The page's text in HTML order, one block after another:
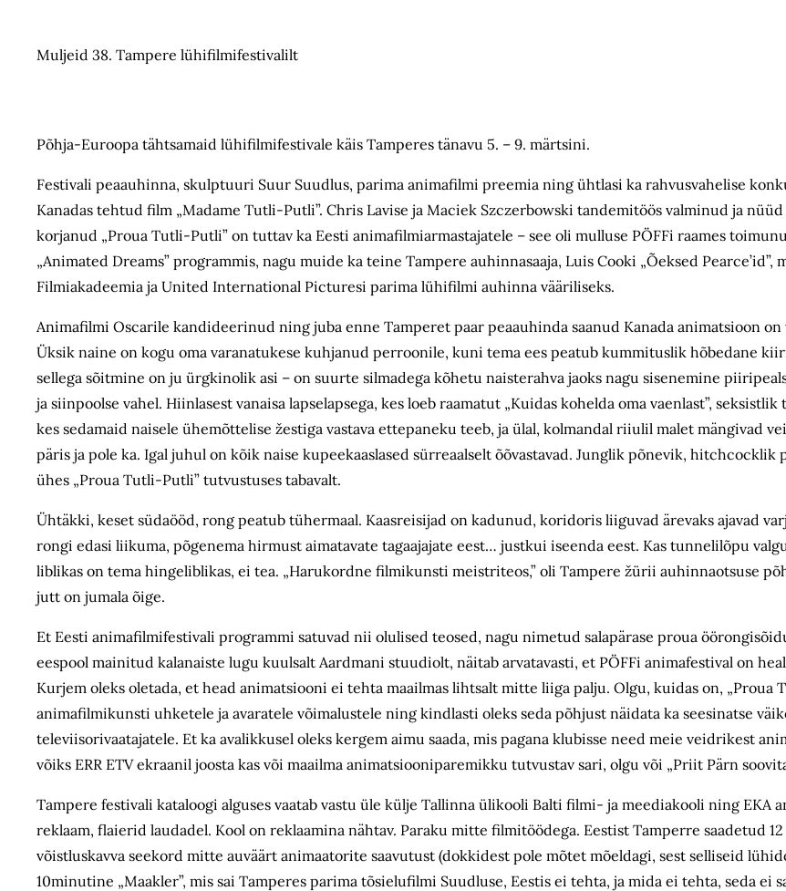
Muljeid 38. Tampere lühifilmifestivalilt
Põhja-Euroopa tähtsamaid lühifilmifestivale käis Tamperes tänavu 5. – 9. märtsini.
Festivali peaauhinna, skulptuuri Suur Suudlus, parima animafilmi preemia ning ühtlasi ka rahvusvahelise
Kanadas tehtud film „Madame Tutli-Putli”. Chris Lavise ja Maciek Szczerbowski tandemitöös valminud ja
korjanud „Proua Tutli-Putli” on tuttav ka Eesti animafilmiarmastajatele – see oli mulluse PÖFFi raames
„Animated Dreams” programmis, nagu muide ka teine Tampere auhinnasaaja, Luis Cooki „Õeksed
Filmiakadeemia ja United International Picturesi parima lühifilmi auhinna vääriliseks.
Animafilmi Oscarile kandideerinud ning juba enne Tamperet paar peaauhinda saanud Kanada animatsioon on
Üksik naine on kogu oma varanatukese kuhjanud perroonile, kuni tema ees peatub kummituslik hõbedane
sellega sõitmine on ju ürgkinolik asi – on suurte silmadega kõhetu naisterahva jaoks nagu sisenemine
ja siinpoolse vahel. Hiinlasest vanaisa lapselapsega, kes loeb raamatut „Kuidas kohelda oma vaenlast”,
kes sedamaid naisele ühemõttelise žestiga vastava ettepaneku teeb, ja ülal, kolmandal riiulil malet mängivad
päris ja pole ka. Igal juhul on kõik naise kupeekaaslased sürreaalselt õõvastavad. Junglik põnevik, hitchcocklik
ühes „Proua Tutli-Putli” tutvustuses tabavalt.
Ühtäkki, keset südaööd, rong peatub tühermaal. Kaasreisijad on kadunud, koridoris liiguvad ärevaks ajavad
rongi edasi liikuma, põgenema hirmust aimatavate tagaajajate eest… justkui iseenda eest. Kas tunnelilõpu
liblikas on tema hingeliblikas, ei tea. „Harukordne filmikunsti meistriteos,” oli Tampere žürii auhinnaotsuse
jutt on jumala õige.
Et Eesti animafilmifestivali programmi satuvad nii olulised teosed, nagu nimetud salapärase proua
eespool mainitud kalanaiste lugu kuulsalt Aardmani stuudiolt, näitab arvatavasti, et PÖFFi animafestival on
Kurjem oleks oletada, et head animatsiooni ei tehta maailmas lihtsalt mitte liiga palju. Olgu, kuidas on, „Proua
animafilmikunsti uhketele ja avaratele võimalustele ning kindlasti oleks seda põhjust näidata ka seesinatse
televiisorivaatajatele. Et ka avalikkusel oleks kergem aimu saada, mis pagana klubisse need meie veidrikest
võiks ERR ETV ekraanil joosta kas või maailma animatsiooniparemikku tutvustav sari, olgu või „Priit Pärn
Tampere festivali kataloogi alguses vaatab vastu üle külje Tallinna ülikooli Balti filmi- ja meediakooli ning EKA
reklaam, flaierid laudadel. Kool on reklaamina nähtav. Paraku mitte filmitöödega. Eestist Tamperre saadetud
võistluskavva seekord mitte auväärt animaatorite saavutust (dokkidest pole mõtet mõeldagi, sest selliseid
10minutine „Maakler”, mis sai Tamperes parima tõsielufilmi Suudluse, Eestis ei tehta, ja mida ei tehta, seda ei